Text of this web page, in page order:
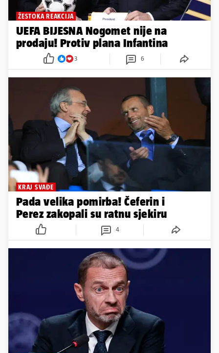
ŽESTOKA REAKCIJA
UEFA BIJESNA Nogomet nije na
prodaju! Protiv plana Infantina
3 6
KRAJ SVAĐE
Pada velika pomirba! Čeferin i
Perez zakopali su ratnu sjekiru
4